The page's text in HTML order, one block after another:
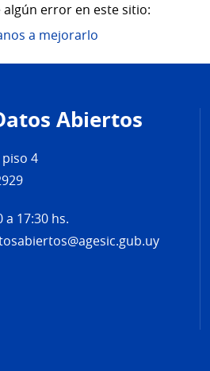
error en este sitio:
a mejorarlo
Abiertos
4
a 17:30 hs.